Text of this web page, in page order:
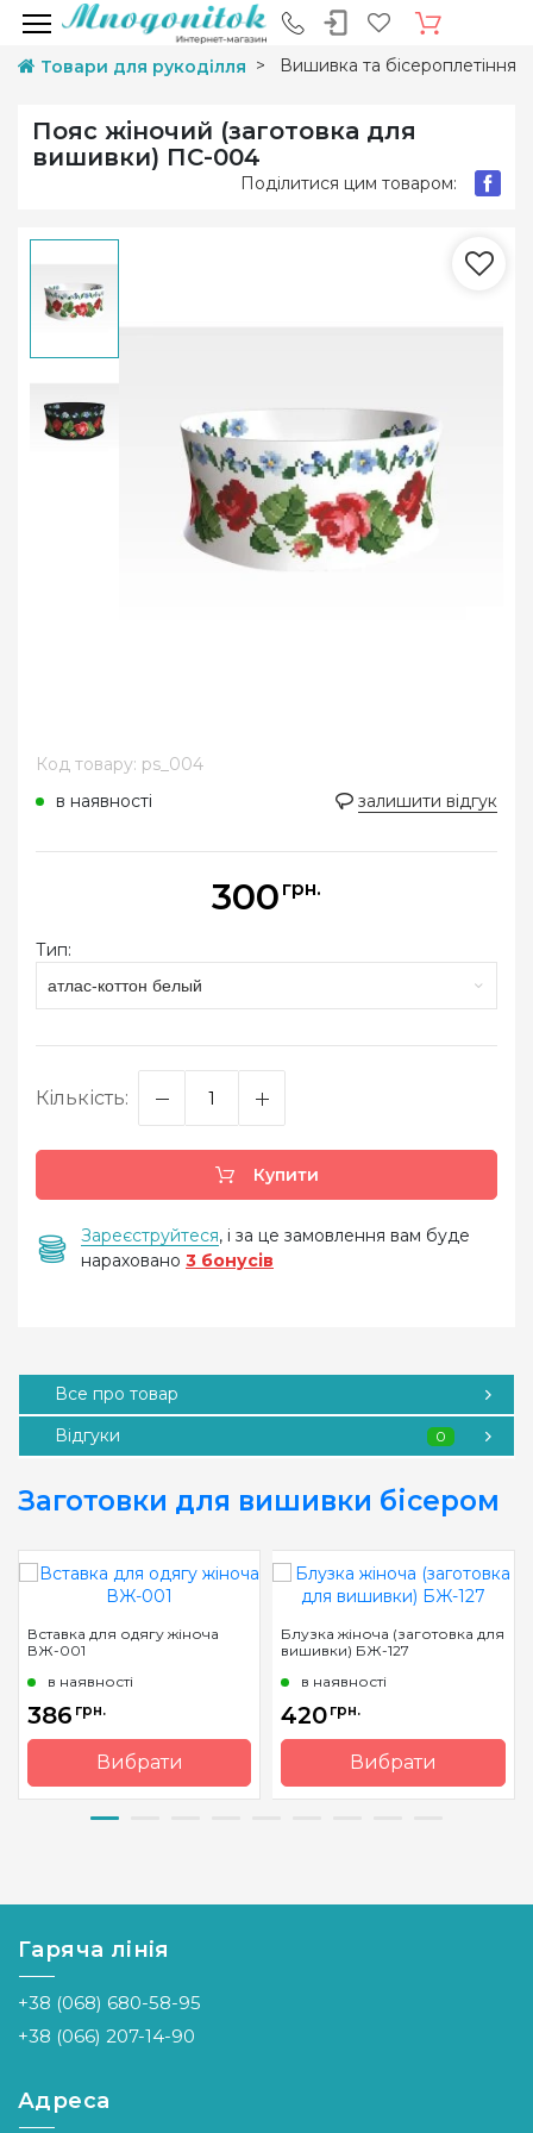
Товари для рукоділля Вишивка та бісероплетіння
Пояс жіночий (заготовка для
вишивки) ПС-004
Поділитися цим товаром:
Код товару: ps_004
в наявності
залишити відгук
300 грн.
Тип:
атлас-коттон белый
Кількість:
Купити
Зареєструйтеся, і за це замовлення вам буде
нараховано 3 бонусів
Все про товар
Відгуки
0
Заготовки для вишивки бісером
Вставка для одягу жіноча
ВЖ-001
в наявності
386 грн.
Вибрати
Бренд
Барвиста
Блузка жіноча (заготовка для
вишивки) БЖ-127
в наявності
420 грн.
Вибрати
Бренд
Барвиста
Гаряча лінія
+38 (068) 680-58-95
+38 (066) 207-14-90
Адреса